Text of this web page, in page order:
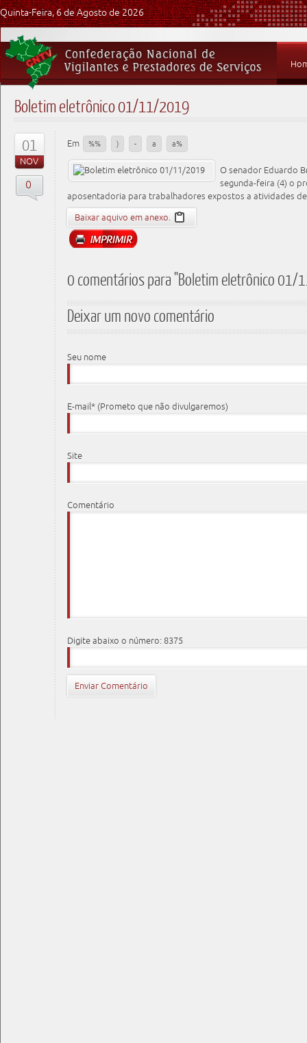
Quinta-Feira, 6 de Agosto de 2026
Boletim eletrônico 01/11/2019
01
NOV
0
Em %% ) - a a%
O senador Eduardo
segunda-feira (4) o
aposentadoria para trabalhadores expostos a atividades
Baixar aquivo em anexo.
0 comentários para "Boletim eletrônico
Deixar um novo comentário
Seu nome
E-mail* (Prometo que não divulgaremos)
Site
Comentário
Digite abaixo o número: 8375